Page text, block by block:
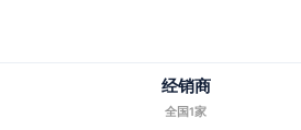
经销商
全国1家